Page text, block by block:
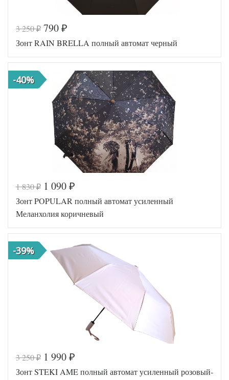
Код товара
Артикул
236S-UM
Производитель (Голландия)
Код товара
Артикул
M1002-CH
Производитель
Rain Brella
(Голландия)
3 250₽ 790 ₽
Зонт RAIN BRELLA полный автомат черный
-40%
Код товара
Артикул
236S-MK
1 830₽ 1 090 ₽
Зонт POPULAR полный автомат усиленный
Меланхолия коричневый
-39%
3 250₽ 1 990 ₽
Зонт STEKI AME полный автомат усиленный розовый-